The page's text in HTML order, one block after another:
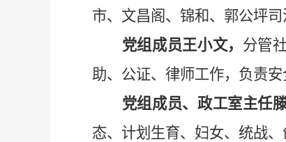
市、文昌阁、锦和、郭公坪司
党组成员王小文， 分管
助、公证、律师工作，负责
党组成员、政工室主任滕
态、计划生育、妇女、统战